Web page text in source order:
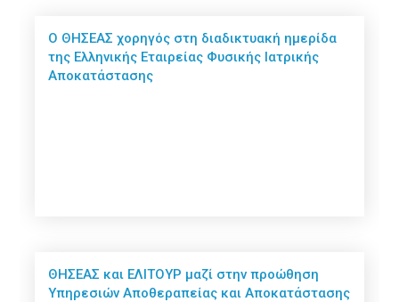
Ο ΘΗΣΕΑΣ χορηγός στη διαδικτυακή ημερίδα
της Ελληνικής Εταιρείας Φυσικής Ιατρικής
Αποκατάστασης
ΘΗΣΕΑΣ και ΕΛΙΤΟΥΡ μαζί στην προώθηση
Υπηρεσιών Αποθεραπείας και Αποκατάστασης